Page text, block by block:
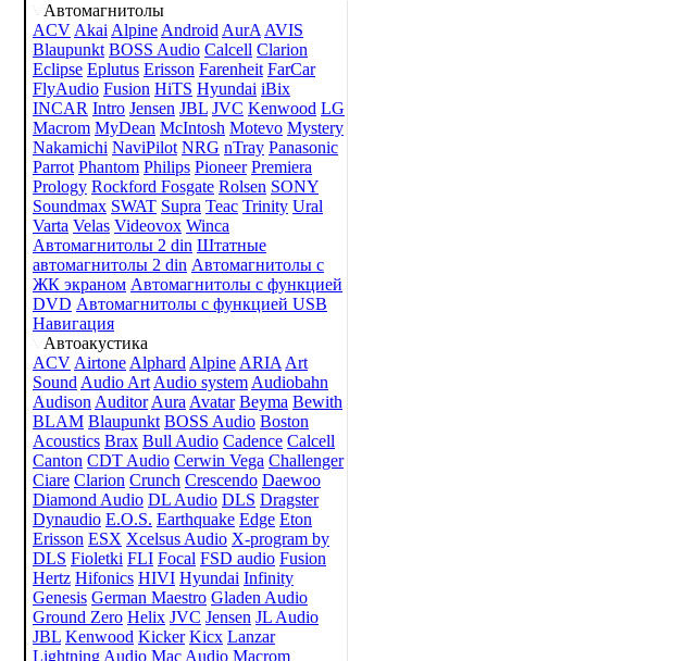
Автомагнитолы
ACV Akai Alpine Android AurA AVIS
Blaupunkt BOSS Audio Calcell Clarion
Eclipse Eplutus Erisson Farenheit FarCar
FlyAudio Fusion HiTS Hyundai iBix
INCAR Intro Jensen JBL JVC Kenwood LG
Macrom MyDean McIntosh Motevo Mystery
Nakamichi NaviPilot NRG nTray Panasonic
Parrot Phantom Philips Pioneer Premiera
Prology Rockford Fosgate Rolsen SONY
Soundmax SWAT Supra Teac Trinity Ural
Varta Velas Videovox Winca
Автомагнитолы 2 din Штатные
автомагнитолы 2 din Автомагнитолы с
ЖК экраном Автомагнитолы с функцией
DVD Автомагнитолы с функцией USB
Навигация
Автоакустика
ACV Airtone Alphard Alpine ARIA Art
Sound Audio Art Audio system Audiobahn
Audison Auditor Aura Avatar Beyma Bewith
BLAM Blaupunkt BOSS Audio Boston
Acoustics Brax Bull Audio Cadence Calcell
Canton CDT Audio Cerwin Vega Challenger
Ciare Clarion Crunch Crescendo Daewoo
Diamond Audio DL Audio DLS Dragster
Dynaudio E.O.S. Earthquake Edge Eton
Erisson ESX Xcelsus Audio X-program by
DLS Fioletki FLI Focal FSD audio Fusion
Hertz Hifonics HIVI Hyundai Infinity
Genesis German Maestro Gladen Audio
Ground Zero Helix JVC Jensen JL Audio
JBL Kenwood Kicker Kicx Lanzar
Lightning Audio Mac Audio Macrom